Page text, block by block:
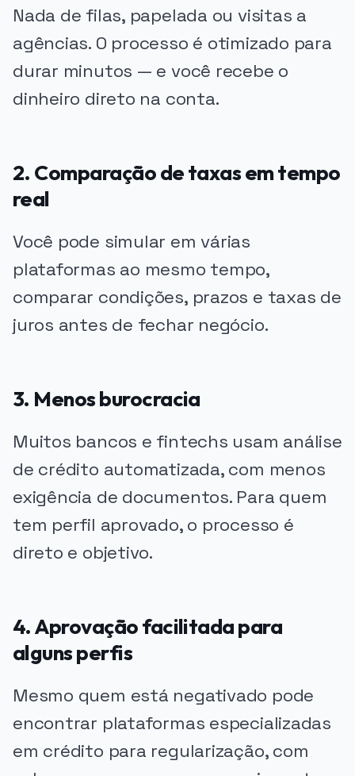
Nada de filas, papelada ou visitas a
agências. O processo é otimizado para
durar minutos — e você recebe o
dinheiro direto na conta.
2. Comparação de taxas em tempo
real
Você pode simular em várias
plataformas ao mesmo tempo,
comparar condições, prazos e taxas de
juros antes de fechar negócio.
3. Menos burocracia
Muitos bancos e fintechs usam análise
de crédito automatizada, com menos
exigência de documentos. Para quem
tem perfil aprovado, o processo é
direto e objetivo.
4. Aprovação facilitada para
alguns perfis
Mesmo quem está negativado pode
encontrar plataformas especializadas
em crédito para regularização, com